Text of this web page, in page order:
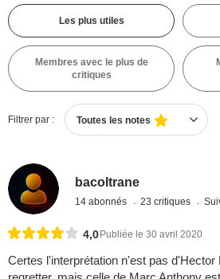
Les plus utiles
Membres avec le plus de
critiques
Filtrer par : Toutes les notes
bacoltrane
14 abonnés 23 critiques
4,0 Publiée le 30 avril 2020
Certes l'interprétation n'est pas d'Hector